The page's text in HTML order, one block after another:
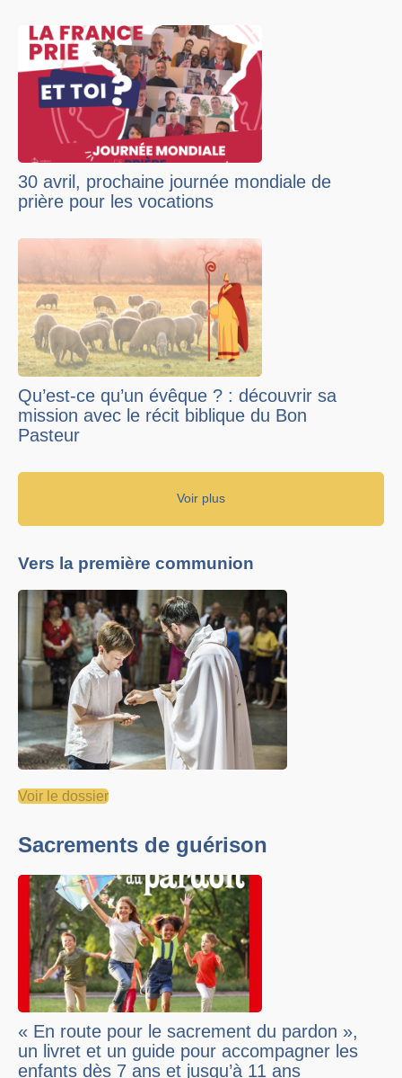
30 avril, prochaine journée mondiale de
prière pour les vocations
Qu’est-ce qu’un évêque ? : découvrir sa
mission avec le récit biblique du Bon
Pasteur
Voir plus
Vers la première communion
Voir le dossier
Sacrements de guérison
« En route pour le sacrement du pardon »,
un livret et un guide pour accompagner les
enfants dès 7 ans et jusqu’à 11 ans